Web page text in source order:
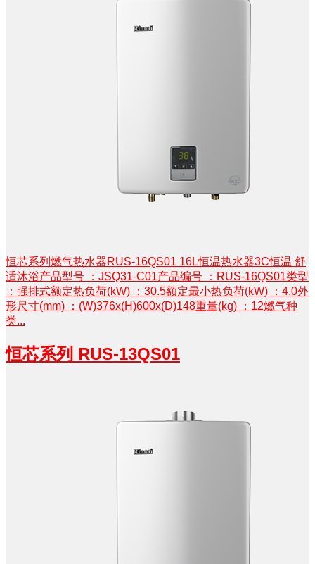
恒芯系列燃气热水器RUS-16QS01 16L恒温热水器3C恒温 舒
适沐浴产品型号 ：JSQ31-C01产品编号 ：RUS-16QS01类型
：强排式额定热负荷(kW) ：30.5额定最小热负荷(kW) ：4.0外
形尺寸(mm) ：(W)376x(H)600x(D)148重量(kg) ：12燃气种
类...
恒芯系列 RUS-13QS01